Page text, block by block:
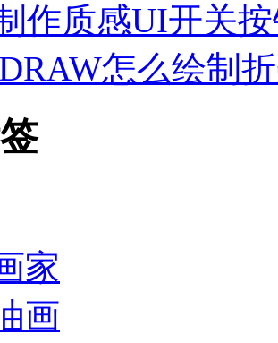
作质感UI开关
怎么绘制
家
画